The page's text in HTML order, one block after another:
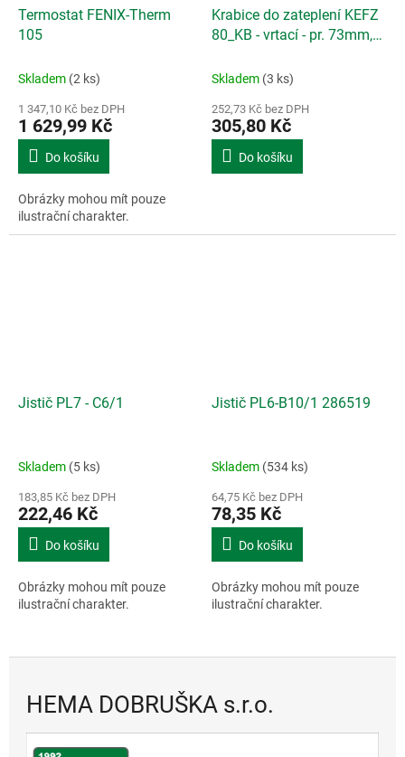
Termostat FENIX-Therm
105
Skladem (2 ks)
1 347,10 Kč bez DPH
1 629,99 Kč
Do košíku
Obrázky mohou mít pouze
ilustrační charakter.
Krabice do zateplení KEFZ
80_KB - vrtací - pr. 73mm,
zateplení
Skladem (3 ks)
252,73 Kč bez DPH
305,80 Kč
Do košíku
Jistič PL7 - C6/1
Skladem (5 ks)
183,85 Kč bez DPH
222,46 Kč
Do košíku
Obrázky mohou mít pouze
ilustrační charakter.
Jistič PL6-B10/1 286519
Skladem (534 ks)
64,75 Kč bez DPH
78,35 Kč
Do košíku
Obrázky mohou mít pouze
ilustrační charakter.
HEMA DOBRUŠKA s.r.o.